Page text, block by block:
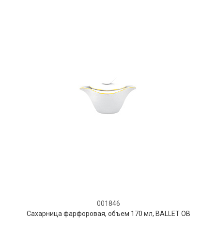
001846
Сахарница фарфоровая, объем 170 мл, BALLET OB